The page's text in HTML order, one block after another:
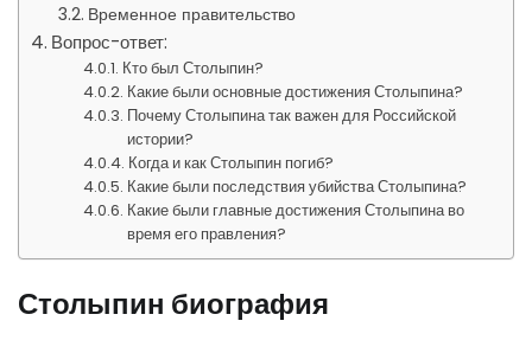
Временное правительство
Вопрос-ответ:
Кто был Столыпин?
Какие были основные достижения Столыпина?
Почему Столыпина так важен для Российской
истории?
Когда и как Столыпин погиб?
Какие были последствия убийства Столыпина?
Какие были главные достижения Столыпина во
время его правления?
Столыпин биография